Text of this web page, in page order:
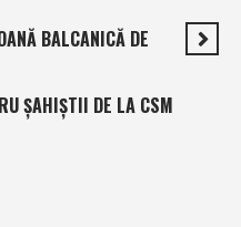
BALCANICĂ DE
ŞAHIŞTII DE LA CSM